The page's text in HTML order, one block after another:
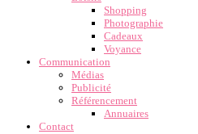
Shopping
Photographie
Cadeaux
Voyance
Communication
Médias
Publicité
Référencement
Annuaires
Contact